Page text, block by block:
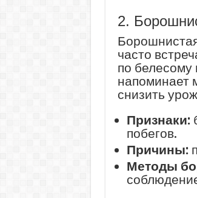
2.
часто
по белесому
напоминает
снизить
Признаки:
побегов.
Причины:
Методы